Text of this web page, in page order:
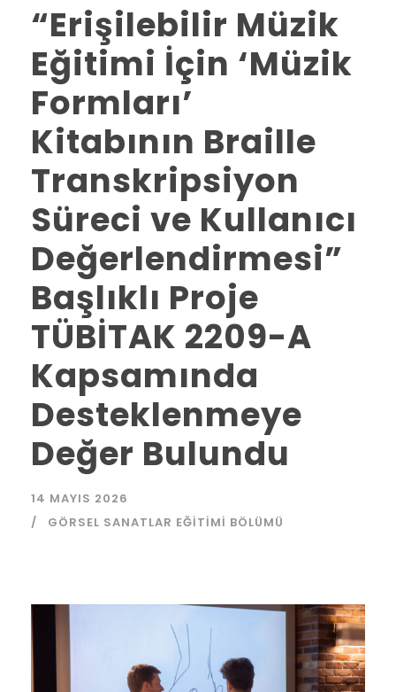
“Erişilebilir Müzik
Eğitimi İçin ‘Müzik
Formları’
Kitabının Braille
Transkripsiyon
Süreci ve Kullanıcı
Değerlendirmesi”
Başlıklı Proje
TÜBİTAK 2209-A
Kapsamında
Desteklenmeye
Değer Bulundu
14 MAYIS 2026
GÖRSEL SANATLAR EĞITIMI BÖLÜMÜ